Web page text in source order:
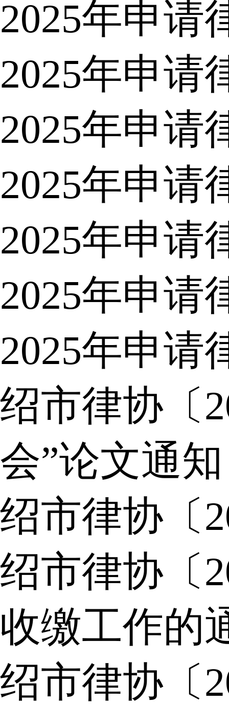
2025年申请
2025年申请
2025年申请
2025年申请
2025年申请
2025年申请
2025年申请
绍市律协〔
会”论文通知
绍市律协〔
绍市律协〔
收缴工作的
绍市律协〔